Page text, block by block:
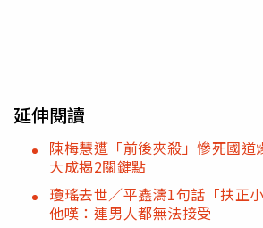
延伸閱讀
陳梅慧遭「前後夾殺」慘死國
大成揭2關鍵點
瓊瑤去世／平鑫濤1句話「扶正
他嘆：連男人都無法接受